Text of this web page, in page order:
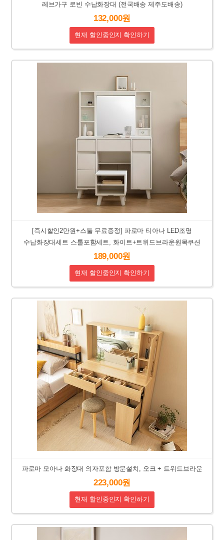
레브가구 로빈 수납화장대 (전국배송 제주도배송)
132,000원
현재 할인중인지 확인하기
[즉시할인2만원+스툴 무료증정] 파로마 티아나 LED조명
수납화장대세트 스툴포함세트, 화이트+트위드브라운원목쿠션
189,000원
현재 할인중인지 확인하기
파로마 모아나 화장대 의자포함 방문설치, 오크 + 트위드브라운
223,000원
현재 할인중인지 확인하기